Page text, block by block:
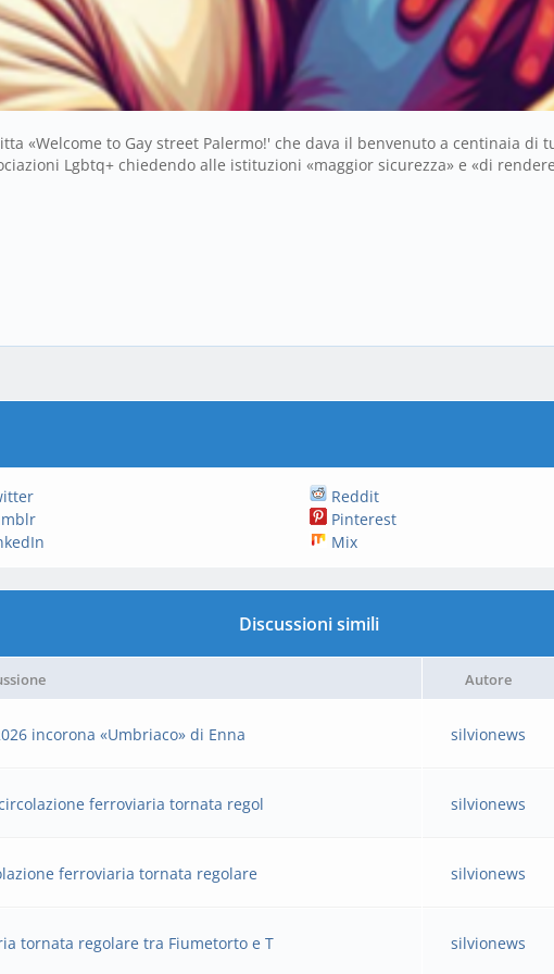
«Welcome to Gay street Palermo!' che dava il benvenuto a centinaia
Lgbtq+ chiedendo alle istituzioni «maggior sicurezza» e «di
Reddit
Pinterest
Mix
Discussioni simili
Autore
incorona «Umbriaco» di Enna silvionews
ferroviaria tornata regol silvionews
ferroviaria tornata regolare silvionews
tornata regolare tra Fiumetorto e T silvionews